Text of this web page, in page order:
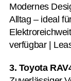
Modernes
Alltag – ideal
verfügbar |
3. Toyota